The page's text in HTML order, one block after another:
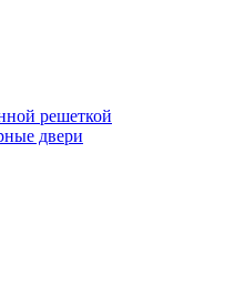
решеткой
двери